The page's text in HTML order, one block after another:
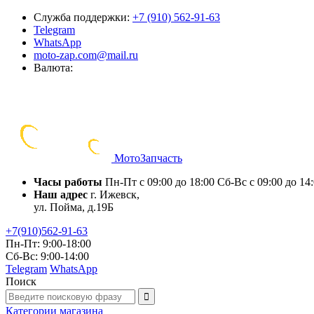
Служба поддержки: +7 (910) 562-91-63
Telegram
WhatsApp
moto-zap.com@mail.ru
Валюта:
МотоЗапчасть
Часы работы Пн-Пт с 09:00 до 18:00 Сб-Вс с 09:00 до
Наш адрес г. Ижевск,
ул. Пойма, д.19Б
+7(910)562-91-63
Пн-Пт: 9:00-18:00
Сб-Вс: 9:00-14:00
Telegram WhatsApp
Поиск
Категории магазина